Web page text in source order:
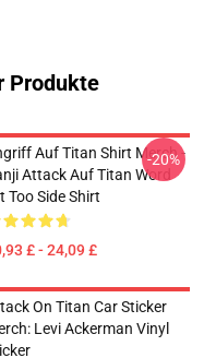
Produkte
Auf Titan Shirt Merch -
Attack Auf Titan Word
Too Side Shirt
£ - 24,09 £
-20%
On Titan Car Sticker
Levi Ackerman Vinyl